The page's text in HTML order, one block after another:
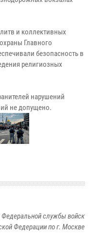
и коллективных
Главного
безопасность в
религиозных
нарушений
не допущено.
Федеральной службы войск
Федерации по г. Москве